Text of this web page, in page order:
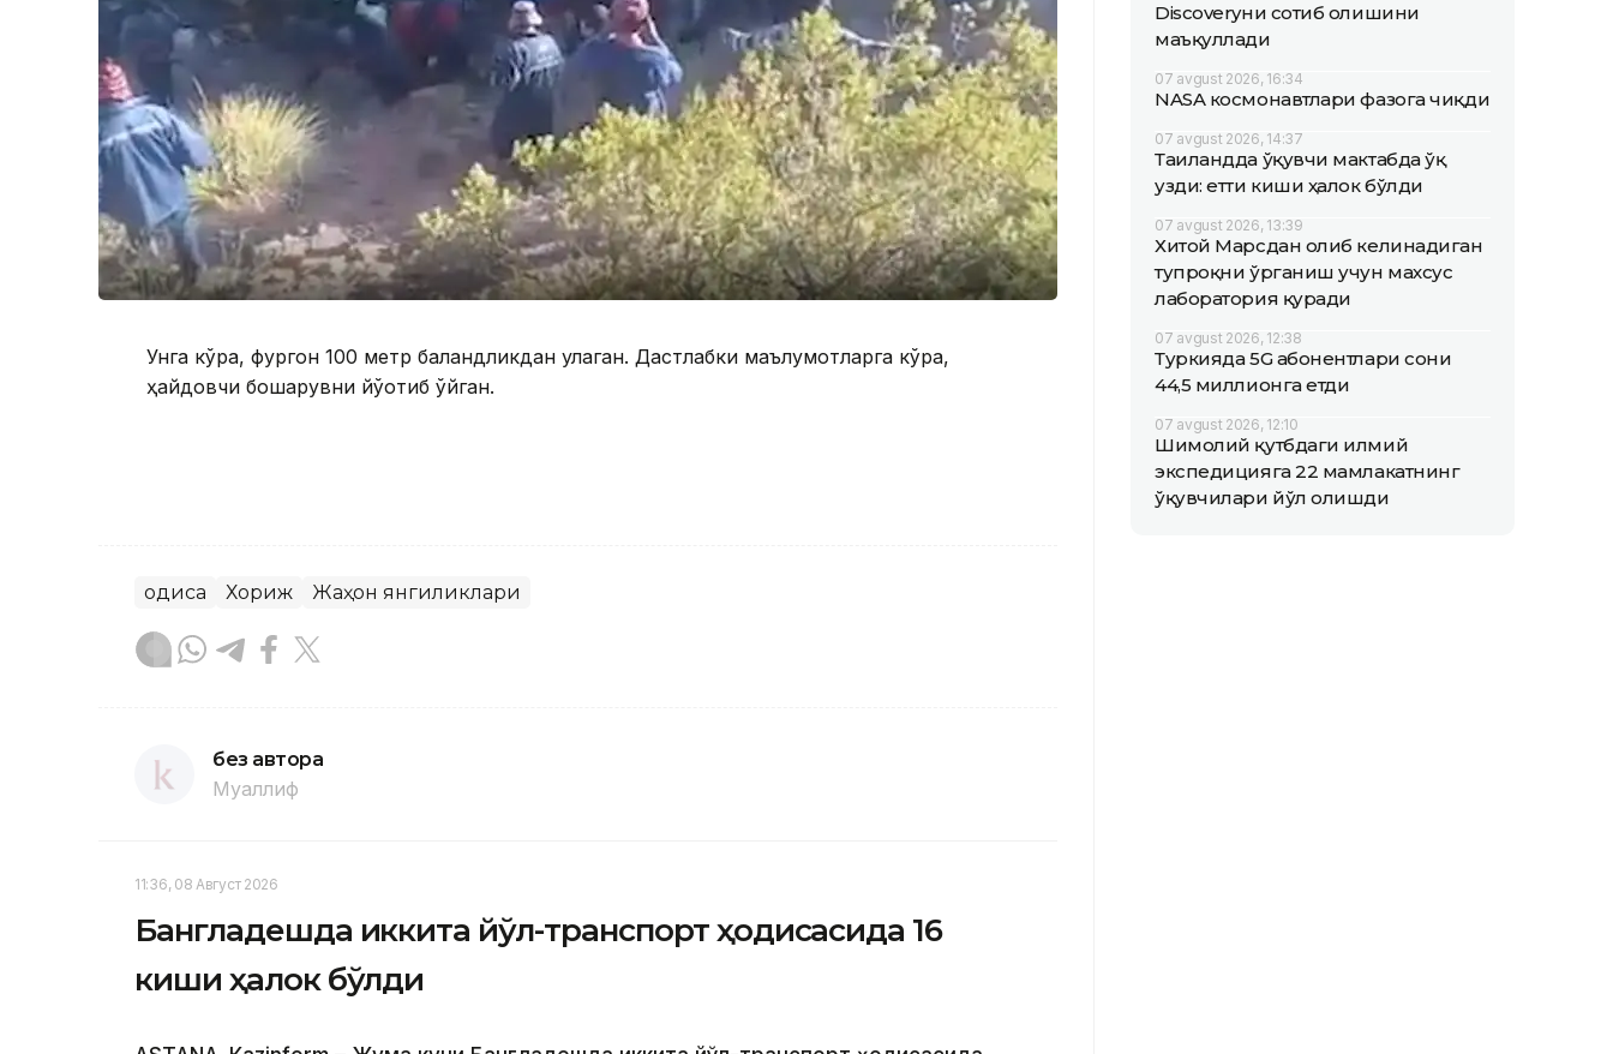
Унга кўра, фургон 100 метр баландликдан қулаган. Дастлабки маълумотларга кўра,
ҳайдовчи бошқарувни йўқотиб қўйган.
Ҳодиса Хориж Жаҳон янгиликлари
без автора
Муаллиф
11:36, 08 Август 2026
Бангладешда иккита йўл-транспорт ҳодисасида 16
киши ҳалок бўлди
Discoveryни сотиб олишини
маъқуллади
07 avgust 2026, 16:34
NASA космонавтлари фазога чиқди
07 avgust 2026, 14:37
Таиландда ўқувчи мактабда ўқ
узди: етти киши ҳалок бўлди
07 avgust 2026, 13:39
Хитой Марсдан олиб келинадиган
тупроқни ўрганиш учун махсус
лаборатория қуради
07 avgust 2026, 12:38
Туркияда 5G абонентлари сони
44,5 миллионга етди
07 avgust 2026, 12:10
Шимолий қутбдаги илмий
экспедицияга 22 мамлакатнинг
ўқувчилари йўл олишди